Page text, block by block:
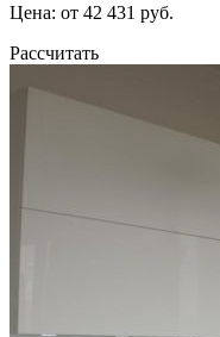
Цена: от 42 431 руб.
Рассчитать